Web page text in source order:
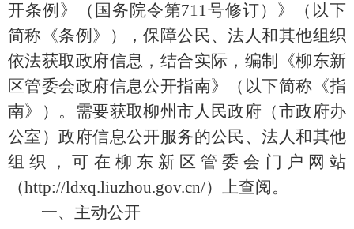
开条例》（国务院令第711号修订）》（以下
简称《条例》），保障公民、法人和其他组织
依法获取政府信息，结合实际，编制《柳东新
区管委会政府信息公开指南》（以下简称《指
南》）。需要获取柳州市人民政府（市政府办
公室）政府信息公开服务的公民、法人和其他
组织，可在柳东新区管委会门户网站
（http://ldxq.liuzhou.gov.cn/）上查阅。
一、主动公开